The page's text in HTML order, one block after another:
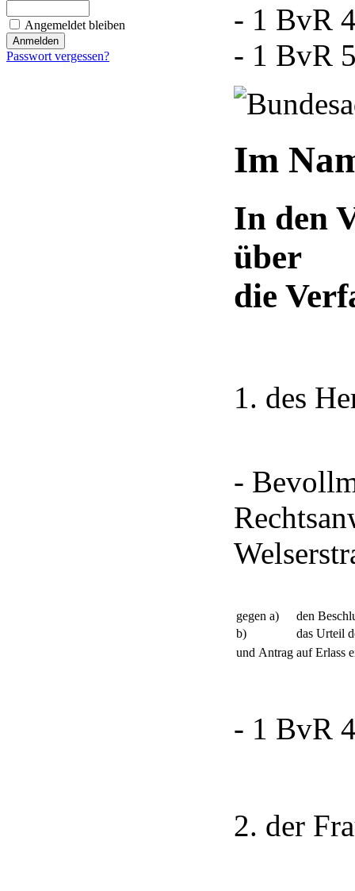
Angemeldet bleiben
Passwort vergessen?
- 1 BvR
- 1 BvR
Im
In den
über
die
1. des
-
gegen a)
den
b)
das Urteil
und Antrag auf Erlass
- 1 BvR
2. der